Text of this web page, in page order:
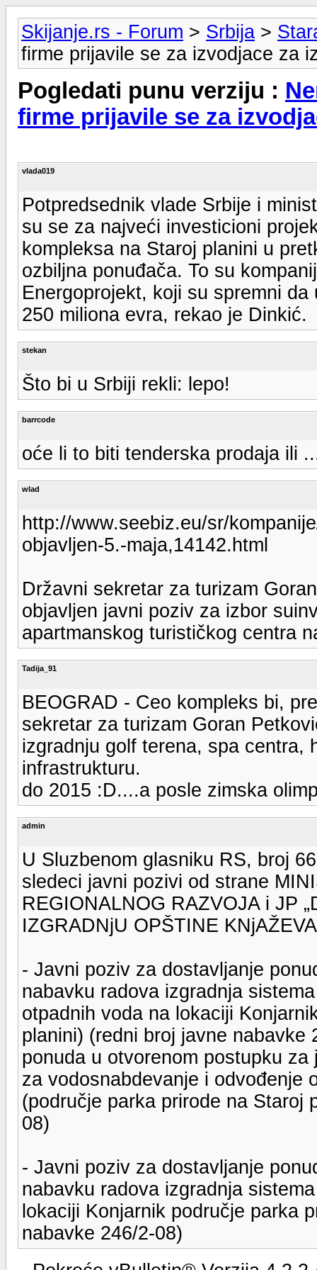
Skijanje.rs - Forum > Srbija >
firme prijavile se za izvodjace za
Pogledati punu verziju :
firme prijavile se za
vlada019
Potpredsednik vlade Srbije i
su se za najveći investicioni
kompleksa na Staroj planini u
ozbiljna ponuđača. To su
Energoprojekt, koji su spremni
250 miliona evra, rekao je Dinkić.
stekan
Što bi u Srbiji rekli: lepo!
barrcode
oće li to biti tenderska prodaja ili
wlad
http://www.seebiz.eu/sr/
objavljen-5.-maja,14142.html
Državni sekretar za turizam
objavljen javni poziv za izbor
apartmanskog turističkog centra
Tadija_91
BEOGRAD - Ceo kompleks bi,
sekretar za turizam Goran
izgradnju golf terena, spa centra,
infrastrukturu.
do 2015 :D....a posle zimska
admin
U Sluzbenom glasniku RS, broj
sledeci javni pozivi od strane
REGIONALNOG RAZVOJA i JP
IZGRADNjU OPŠTINE
- Javni poziv za dostavljanje
nabavku radova izgradnja
otpadnih voda na lokaciji
planini) (redni broj javne
ponuda u otvorenom postupku
za vodosnabdevanje i odvođenje
(područje parka prirode na Staroj
08)
- Javni poziv za dostavljanje
nabavku radova izgradnja
lokaciji Konjarnik područje parka
nabavke 246/2-08)